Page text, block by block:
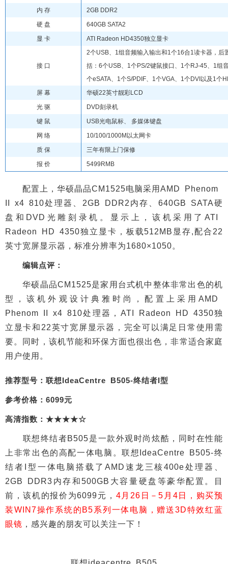
内 存
2GB DDR2
硬 盘
640GB SATA2
显 卡
ATI Radeon HD4350独立显卡
接 口
2个USB、1组音频输入输出和1个16合1读卡器，后
括：6个USB、1个PS/2键鼠接口、1个RJ-45、1组
个eSATA、1个S/PDIF、1个VGA、1个DVI以及1个
屏 幕
华硕22英寸靓彩LCD
光 驱
DVD刻录机
键 鼠
USB光电鼠标、 多媒体键盘
网 络
10/100/1000M以太网卡
质 保
三年有限上门保修
报 价
5499RMB
配置上，华硕晶品CM1525电脑采用AMD Phenom
II x4 810处理器、2GB DDR2内存、640GB SATA硬
盘和DVD光雕刻录机。显示上，该机采用了ATI
Radeon HD 4350独立显卡，板载512MB显存,配合22
英寸宽屏显示器，标准分辨率为1680×1050。
编辑点评：
华硕晶品CM1525是家用台式机中整体非常出色的机
型，该机外观设计典雅时尚，配置上采用AMD
Phenom II x4 810处理器，ATI Radeon HD 4350独
立显卡和22英寸宽屏显示器，完全可以满足日常使用需
要。同时，该机节能和环保方面也很出色，非常适合家庭
用户使用。
推荐型号：联想IdeaCentre B505-终结者I型
参考价格：6099元
高清指数：★★★★☆
联想终结者B505是一款外观时尚炫酷，同时在性能
上非常出色的高配一体电脑。联想IdeaCentre B505-终
结者I型一体电脑搭载了AMD速龙三核400e处理器、
2GB DDR3内存和500GB大容量硬盘等豪华配置。目
前，该机的报价为6099元， 4月26日－5月4日，购买预
装WIN7操作系统的B5系列一体电脑，赠送3D特效红蓝
眼镜 ，感兴趣的朋友可以关注一下！